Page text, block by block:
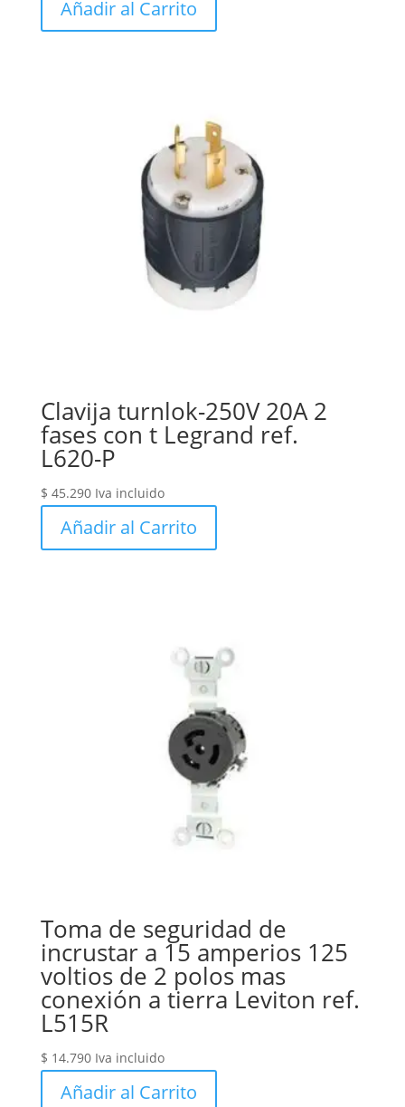
Añadir al Carrito
Clavija turnlok-250V 20A 2
fases con t Legrand ref.
L620-P
$ 45.290 Iva incluido
Añadir al Carrito
Toma de seguridad de
incrustar a 15 amperios 125
voltios de 2 polos mas
conexión a tierra Leviton ref.
L515R
$ 14.790 Iva incluido
Añadir al Carrito